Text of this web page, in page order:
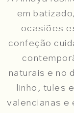
em
ocasiões
confeção
naturais e no
linho, tules
valencianas e